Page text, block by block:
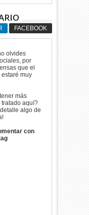
FACEBOOK
olvides
por
que el
muy
más
aquí?
algo de
con